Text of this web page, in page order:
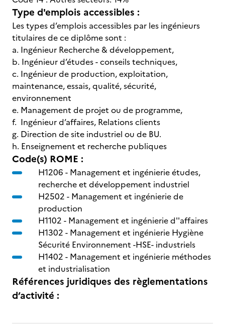
Type d'emplois accessibles :
Les types d’emplois accessibles par les ingénieurs
titulaires de ce diplôme sont :
a. Ingénieur Recherche & développement,
b. Ingénieur d’études - conseils techniques,
c. Ingénieur de production, exploitation,
maintenance, essais, qualité, sécurité,
environnement
e. Management de projet ou de programme,
f. Ingénieur d’affaires, Relations clients
g. Direction de site industriel ou de BU.
h. Enseignement et recherche publiques
Code(s) ROME :
H1206 - Management et ingénierie études,
recherche et développement industriel
H2502 - Management et ingénierie de
production
H1102 - Management et ingénierie d''affaires
H1302 - Management et ingénierie Hygiène
Sécurité Environnement -HSE- industriels
H1402 - Management et ingénierie méthodes
et industrialisation
Références juridiques des règlementations
d’activité :